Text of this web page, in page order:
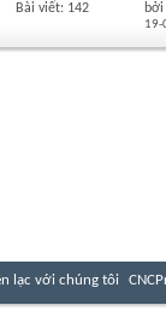
Bài viết: 142
19-
lạc với chúng tôi